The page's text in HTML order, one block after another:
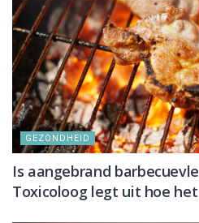
GEZONDHEID
Is aangebrand
Toxicoloog legt uit hoe